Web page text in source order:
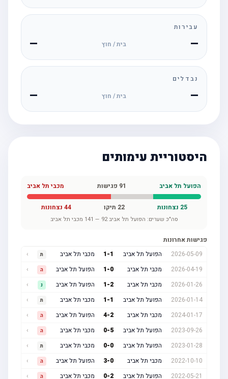
עבירות
— בית / חוץ —
נבדלים
— בית / חוץ —
היסטוריית עימותים
הפועל תל אביב פגישות מכבי תל אביב
25נצחונות 22תיקו 44נצחונות
סה"כ שערים:הפועל תל אביב92
—
141 מכבי תל אביב
פגישות אחרונות
2026-05-09
הפועל תל אביב 1 מכבי תל אביב
2026-04-19
מכבי תל אביב 1- הפועל תל אביב
2026-01-26
מכבי תל אביב 1- הפועל תל אביב
2026-01-14
הפועל תל אביב 1 מכבי תל אביב
2024-01-17
מכבי תל אביב 4- הפועל תל אביב
2023-09-26
הפועל תל אביב 0- מכבי תל אביב
2023-01-28
הפועל תל אביב 0- מכבי תל אביב
2022-10-10
מכבי תל אביב 3- הפועל תל אביב
2022-05-21
הפועל תל אביב 0- מכבי תל אביב